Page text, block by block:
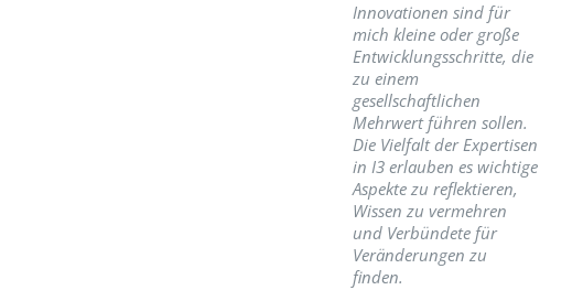
Innovationen sind für
mich kleine oder große
Entwicklungsschritte, die
zu einem
gesellschaftlichen
Mehrwert führen sollen.
Die Vielfalt der Expertisen
in I3 erlauben es wichtige
Aspekte zu reflektieren,
Wissen zu vermehren
und Verbündete für
Veränderungen zu
finden.